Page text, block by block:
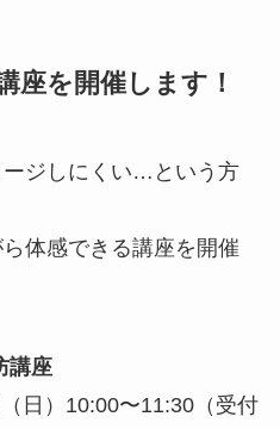
座を開催します！
ジしにくい…という方
体感できる講座を開催
講座
日）10:00〜11:30（受付